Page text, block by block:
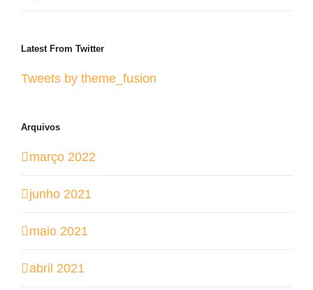
Latest From Twitter
Tweets by theme_fusion
Arquivos
março 2022
junho 2021
maio 2021
abril 2021